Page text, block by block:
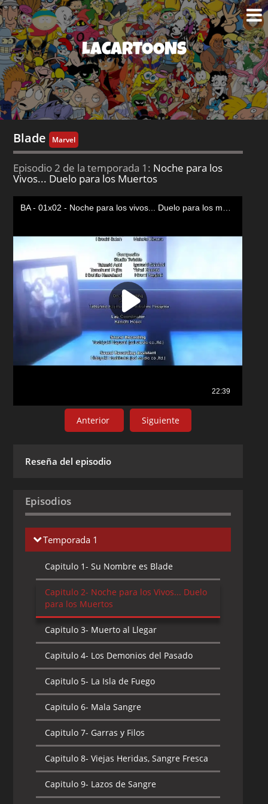
LACARTOONS
Blade Marvel
Episodio 2 de la temporada 1: Noche para los
Vivos... Duelo para los Muertos
Anterior Siguiente
Reseña del episodio
Episodios
Temporada 1
Capitulo 1- Su Nombre es Blade
Capitulo 2- Noche para los Vivos... Duelo
para los Muertos
Capitulo 3- Muerto al Llegar
Capitulo 4- Los Demonios del Pasado
Capitulo 5- La Isla de Fuego
Capitulo 6- Mala Sangre
Capitulo 7- Garras y Filos
Capitulo 8- Viejas Heridas, Sangre Fresca
Capitulo 9- Lazos de Sangre